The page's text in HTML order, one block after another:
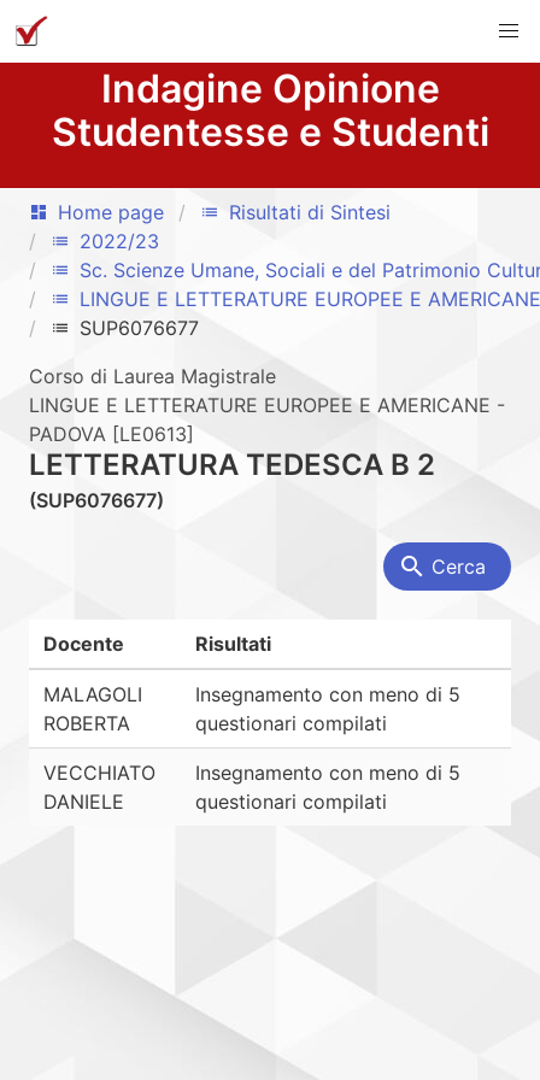
Indagine Opinione
Studentesse e Studenti
dashboard Home page list Risultati di Sintesi
list 2022/23
list Sc. Scienze Umane, Sociali e del Patrimonio
list LINGUE E LETTERATURE EUROPEE E
list
SUP6076677
Corso di Laurea Magistrale
LINGUE E LETTERATURE EUROPEE E AMERICANE -
PADOVA [LE0613]
LETTERATURA TEDESCA B 2
(SUP6076677)
search Cerca
Docente Risultati
MALAGOLI
ROBERTA
Insegnamento con meno di 5
questionari compilati
VECCHIATO
DANIELE
Insegnamento con meno di 5
questionari compilati